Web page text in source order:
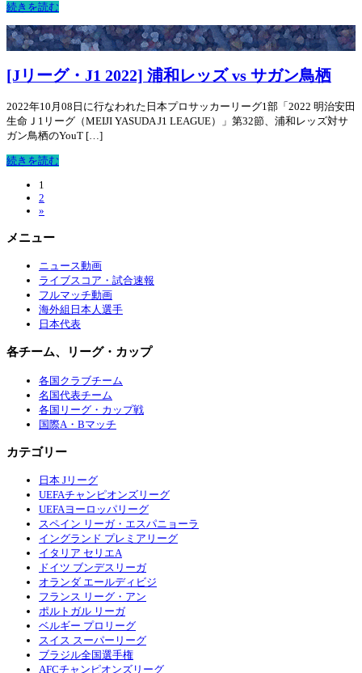
続きを読む
[Jリーグ・J1 2022] 浦和レッズ vs サガン鳥栖
2022年10月08日に行なわれた日本プロサッカーリーグ1部「2022 明治安田
生命Ｊ1リーグ（MEIJI YASUDA J1 LEAGUE）」第32節、浦和レッズ対サ
ガン鳥栖のYouT […]
続きを読む
1
2
»
メニュー
ニュース動画
ライブスコア・試合速報
フルマッチ動画
海外組日本人選手
日本代表
各チーム、リーグ・カップ
各国クラブチーム
名国代表チーム
各国リーグ・カップ戦
国際A・Bマッチ
カテゴリー
日本 Jリーグ
UEFAチャンピオンズリーグ
UEFAヨーロッパリーグ
スペイン リーガ・エスパニョーラ
イングランド プレミアリーグ
イタリア セリエA
ドイツ ブンデスリーガ
オランダ エールディビジ
フランス リーグ・アン
ポルトガル リーガ
ベルギー プロリーグ
スイス スーパーリーグ
ブラジル全国選手権
AFCチャンピオンズリーグ